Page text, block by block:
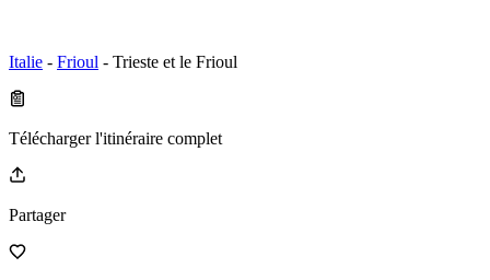
Italie - Frioul - Trieste et le Frioul
Télécharger l'itinéraire complet
Partager